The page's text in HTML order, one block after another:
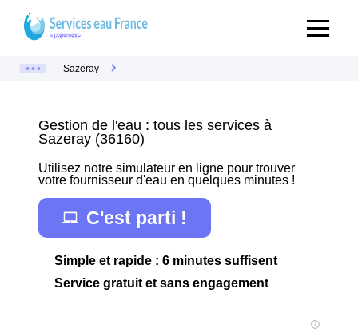
Sazeray
Gestion de l'eau : tous les services à
Sazeray (36160)
Utilisez notre simulateur en ligne pour trouver
votre fournisseur d'eau en quelques minutes !
C'est parti !
Simple et rapide : 6 minutes suffisent
Service gratuit et sans engagement